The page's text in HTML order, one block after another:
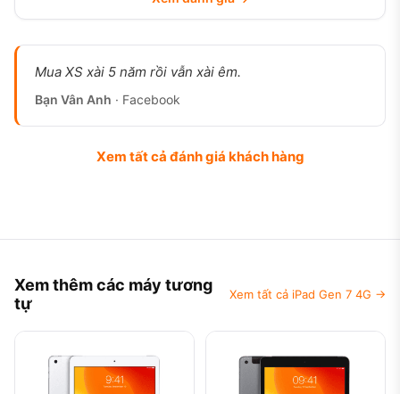
Mua XS xài 5 năm rồi vẫn xài êm.
Bạn Vân Anh · Facebook
Xem tất cả đánh giá khách hàng
Xem thêm các máy tương
tự
Xem tất cả iPad Gen 7 4G →